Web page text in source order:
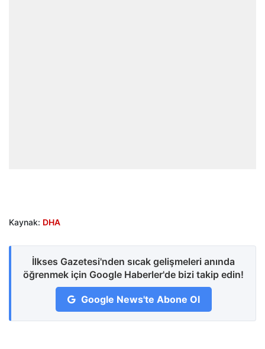
Kaynak: DHA
İlkses Gazetesi'nden sıcak gelişmeleri anında
öğrenmek için Google Haberler'de bizi takip edin!
Google News'te Abone Ol